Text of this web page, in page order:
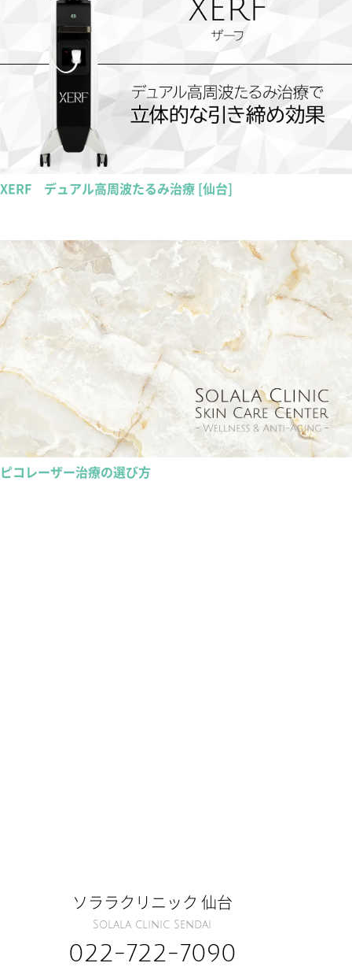
XERF デュアル高周波たるみ治療 [仙台]
ピコレーザー治療の選び方
ソララクリニック 仙台
Solala clinic Sendai
022-722-7090